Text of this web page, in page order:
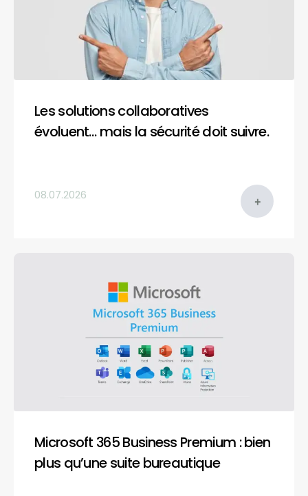
Les solutions collaboratives
évoluent… mais la sécurité doit suivre.
08.07.2026
Microsoft 365 Business Premium : bien
plus qu’une suite bureautique